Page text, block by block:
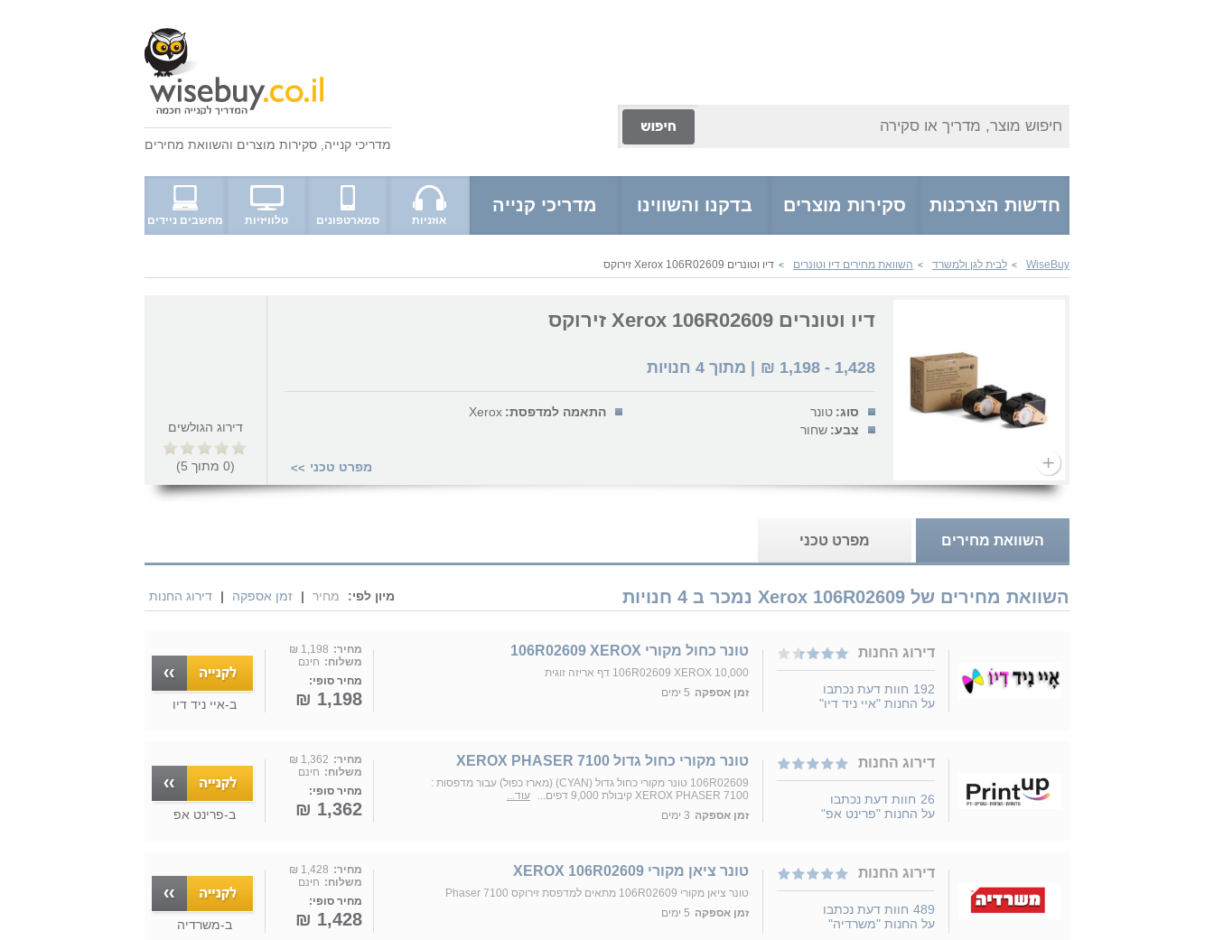
חיפוש מוצר, מדריך או סקירה
מדריכי קנייה סקירות מוצרים והשוואת מחירים
חדשות הצרכנות סקירות מוצרים בדקנו והשווינו מדריכי קנייה
אוזניות סמארטפונים טלוויזיות מחשבים ניידים
WiseBuy
> לבית לגן ולמשרד > השוואת מחירים דיו וטונרים > דיו וטונרים Xerox 106R02609 זירוקס
דיו וטונרים Xerox 106R02609 זירוקס
1,428
-
1,198
₪ | מתוך 4 חנויות
סוג: טונר התאמה למדפסת: Xerox
צבע: שחור
מפרט טכני >>
דירוג הגולשים
(
0 מתוך 5
)
השוואת מחירים מפרט טכני
השוואת מחירים של Xerox 106R02609 נמכר ב 4 חנויות מיון לפי: מחיר | זמן אספקה | דירוג החנות
דירוג החנות
192 חוות דעת נכתבו
על החנות "איי ניד דיו"
טונר כחול מקורי 106R02609 XEROX
106R02609 XEROX 10,000 דף אריזה זוגית
זמן אספקה 5 ימים
מחיר: 1,198 ₪
משלוח: חינם
מחיר סופי:
1,198 ₪ ב-איי ניד דיו
דירוג החנות
26 חוות דעת נכתבו
על החנות "פרינט אפ"
טונר מקורי כחול גדול XEROX PHASER 7100
106R02609 טונר מקורי כחול גדול (CYAN) ׁ(מארז כפול) עבור מדפסות :
XEROX PHASER 7100 קיבולת 9,000 דפים...
עוד...
זמן אספקה 3 ימים
מחיר: 1,362 ₪
משלוח: חינם
מחיר סופי:
1,362 ₪ ב-פרינט אפ
דירוג החנות
489 חוות דעת נכתבו
על החנות "משרדיה"
טונר ציאן מקורי XEROX 106R02609
טונר ציאן מקורי 106R02609 מתאים למדפסת זירוקס Phaser 7100
זמן אספקה 5 ימים
מחיר: 1,428 ₪
משלוח: חינם
מחיר סופי:
1,428 ₪ ב-משרדיה